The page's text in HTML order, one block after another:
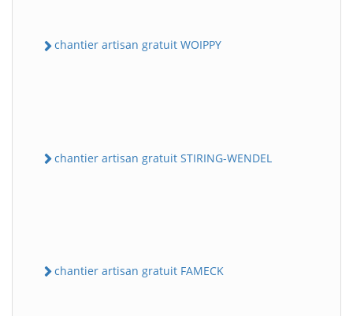
chantier artisan gratuit WOIPPY
chantier artisan gratuit STIRING-WENDEL
chantier artisan gratuit FAMECK